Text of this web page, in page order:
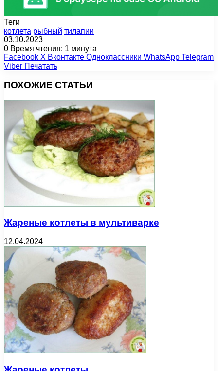
Теги
котлета рыбный тилапии
03.10.2023
0 Время чтения: 1 минута
Facebook X Вконтакте Одноклассники WhatsApp Telegram
Viber Печатать
ПОХОЖИЕ СТАТЬИ
Жареные котлеты в мультиварке
12.04.2024